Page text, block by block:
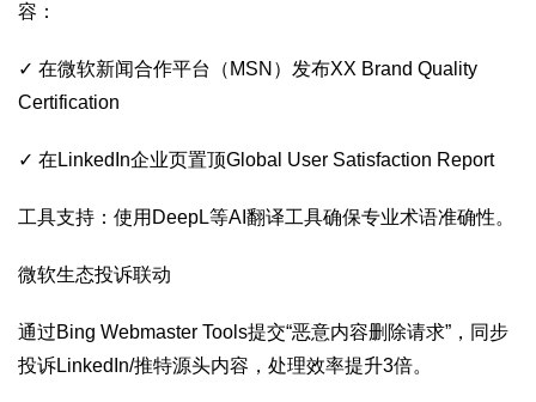
容：
✓ 在微软新闻合作平台（MSN）发布XX Brand Quality
Certification
✓ 在LinkedIn企业页置顶Global User Satisfaction Report
工具支持：使用DeepL等AI翻译工具确保专业术语准确性。
微软生态投诉联动‌
通过Bing Webmaster Tools提交“恶意内容删除请求”，同步
投诉LinkedIn/推特源头内容，处理效率提升3倍。